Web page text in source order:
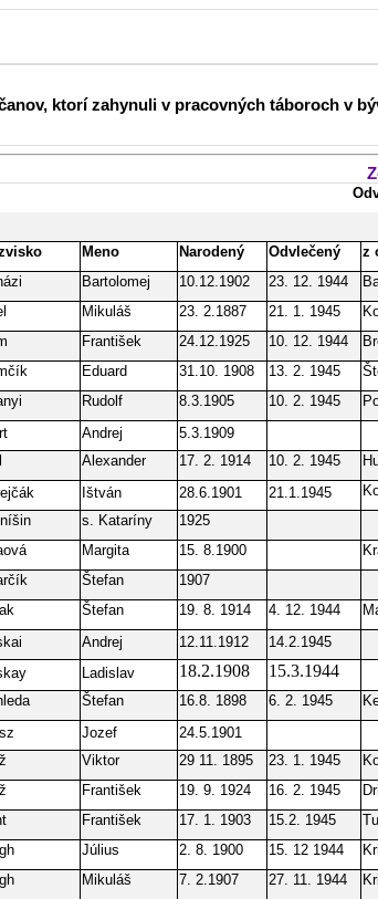
ktorí zahynuli v pracovných táboroch v
Meno Narodený Odvlečený z
Bartolomej 10.12.1902 23. 12. 1944
Mikuláš 23. 2.1887 21. 1. 1945
František 24.12.1925 10. 12. 1944
Eduard 31.10. 1908 13. 2. 1945
Rudolf 8.3.1905 10. 2. 1945
Andrej 5.3.1909
Alexander 17. 2. 1914 10. 2. 1945
Ištván 28.6.1901 21.1.1945
s. Kataríny 1925
Margita 15. 8.1900
Štefan 1907
Štefan 19. 8. 1914 4. 12. 1944
Andrej 12.11.1912 14.2.1945
Ladislav 18.2.1908 15.3.1944
Štefan 16.8. 1898 6. 2. 1945
Jozef 24.5.1901
Viktor 29 11. 1895 23. 1. 1945
František 19. 9. 1924 16. 2. 1945
František 17. 1. 1903 15.2. 1945
Július 2. 8. 1900 15. 12 1944
Mikuláš 7. 2.1907 27. 11. 1944